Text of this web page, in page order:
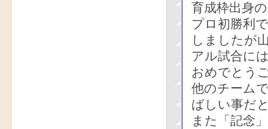
育成枠出身
プロ初勝利
しましたが
アル試合に
おめでとう
他のチーム
ばしい事だ
また「記念